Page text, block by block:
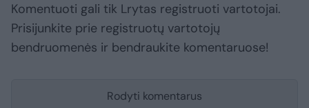
Komentuoti gali tik Lrytas registruoti vartotojai.
Prisijunkite prie registruotų vartotojų
bendruomenės ir bendraukite komentaruose!
Rodyti komentarus